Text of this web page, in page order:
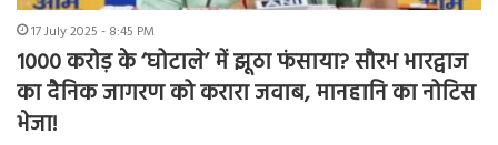
17 July 2025 - 8:45 PM
1000 करोड़ के ‘घोटाले’ में झूठा फंसाया? सौरभ भारद्वाज
का दैनिक जागरण को करारा जवाब, मानहानि का नोटिस
भेजा!